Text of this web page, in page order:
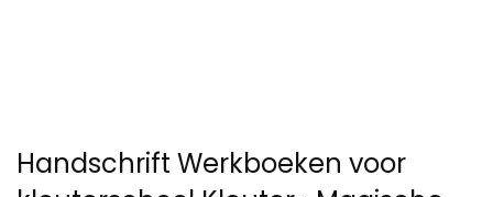
Handschrift Werkboeken voor